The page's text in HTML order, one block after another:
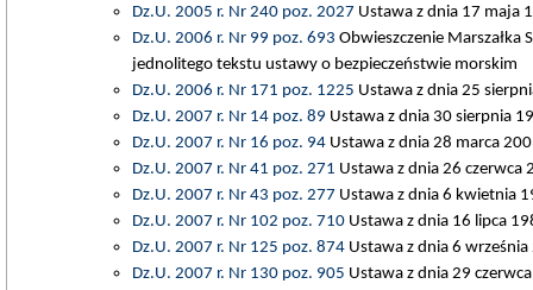
Dz.U. 2005 r. Nr 240 poz. 2027 Ustawa z dnia 17 maja
Dz.U. 2006 r. Nr 99 poz. 693 Obwieszczenie Marszałka
jednolitego tekstu ustawy o bezpieczeństwie morskim
Dz.U. 2006 r. Nr 171 poz. 1225 Ustawa z dnia 25
Dz.U. 2007 r. Nr 14 poz. 89 Ustawa z dnia 30 sierpnia
Dz.U. 2007 r. Nr 16 poz. 94Ustawa z dnia 28 marca
Dz.U. 2007 r. Nr 41 poz. 271 Ustawa z dnia 26 czerwca
Dz.U. 2007 r. Nr 43 poz. 277 Ustawa z dnia 6 kwietnia
Dz.U. 2007 r. Nr 102 poz. 710Ustawa z dnia 16 lipca
Dz.U. 2007 r. Nr 125 poz. 874Ustawa z dnia 6
Dz.U. 2007 r. Nr 130 poz. 905 Ustawa z dnia 29